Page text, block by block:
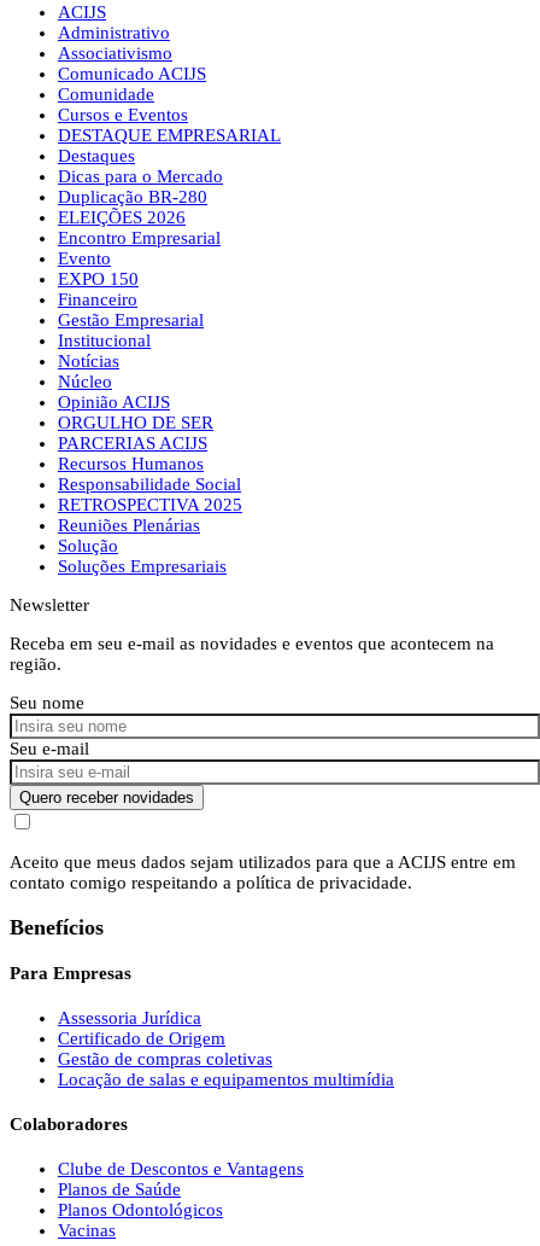
ACIJS
Administrativo
Associativismo
Comunicado ACIJS
Comunidade
Cursos e Eventos
DESTAQUE EMPRESARIAL
Destaques
Dicas para o Mercado
Duplicação BR-280
ELEIÇÕES 2026
Encontro Empresarial
Evento
EXPO 150
Financeiro
Gestão Empresarial
Institucional
Notícias
Núcleo
Opinião ACIJS
ORGULHO DE SER
PARCERIAS ACIJS
Recursos Humanos
Responsabilidade Social
RETROSPECTIVA 2025
Reuniões Plenárias
Solução
Soluções Empresariais
Newsletter
Receba em seu e-mail as novidades e eventos que acontecem na
região.
Seu nome
Seu e-mail
Quero receber novidades
Aceito que meus dados sejam utilizados para que a ACIJS entre em
contato comigo respeitando a política de privacidade.
Benefícios
Para Empresas
Assessoria Jurídica
Certificado de Origem
Gestão de compras coletivas
Locação de salas e equipamentos multimídia
Colaboradores
Clube de Descontos e Vantagens
Planos de Saúde
Planos Odontológicos
Vacinas